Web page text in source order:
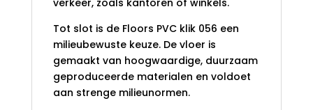
Tot slot is deFloors PVC klik 056 een
milieubewuste keuze. De vloer is
gemaakt van hoogwaardige, duurzaam
geproduceerde materialen en voldoet
aan strenge milieunormen.